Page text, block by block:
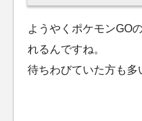
ようやくポケモンGO
れるんですね。
待ちわびていた方も多